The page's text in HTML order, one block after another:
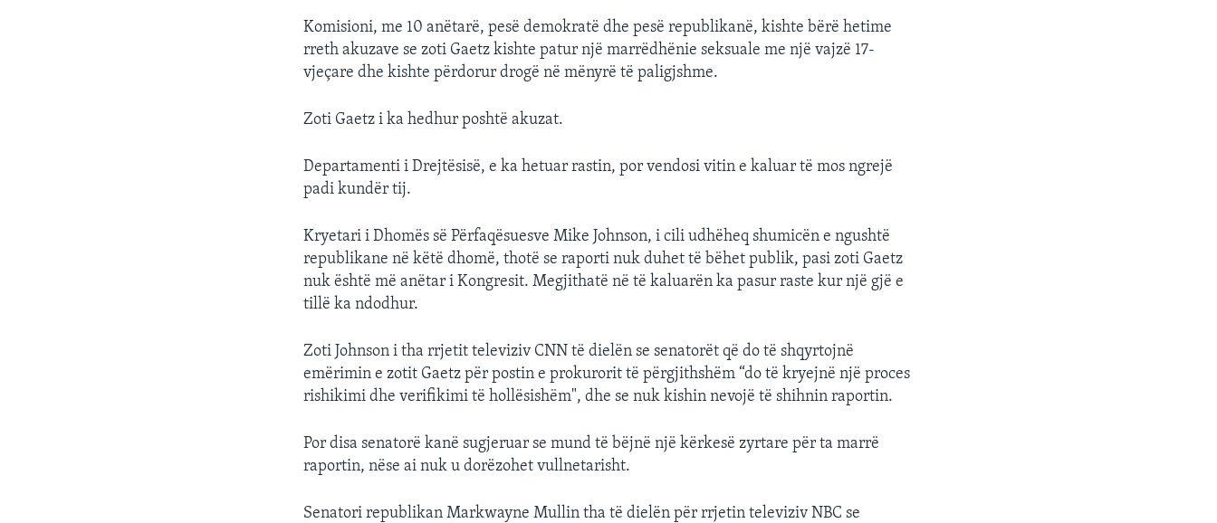
Komisioni, me 10 anëtarë, pesë demokratë dhe pesë republikanë, kishte bërë hetime
rreth akuzave se zoti Gaetz kishte patur një marrëdhënie seksuale me një vajzë 17-
vjeçare dhe kishte përdorur drogë në mënyrë të paligjshme.
Zoti Gaetz i ka hedhur poshtë akuzat.
Departamenti i Drejtësisë, e ka hetuar rastin, por vendosi vitin e kaluar të mos ngrejë
padi kundër tij.
Kryetari i Dhomës së Përfaqësuesve Mike Johnson, i cili udhëheq shumicën e ngushtë
republikane në këtë dhomë, thotë se raporti nuk duhet të bëhet publik, pasi zoti Gaetz
nuk është më anëtar i Kongresit. Megjithatë në të kaluarën ka pasur raste kur një gjë e
tillë ka ndodhur.
Zoti Johnson i tha rrjetit televiziv CNN të dielën se senatorët që do të shqyrtojnë
emërimin e zotit Gaetz për postin e prokurorit të përgjithshëm “do të kryejnë një proces
rishikimi dhe verifikimi të hollësishëm", dhe se nuk kishin nevojë të shihnin raportin.
Por disa senatorë kanë sugjeruar se mund të bëjnë një kërkesë zyrtare për ta marrë
raportin, nëse ai nuk u dorëzohet vullnetarisht.
Senatori republikan Markwayne Mullin tha të dielën për rrjetin televiziv NBC se